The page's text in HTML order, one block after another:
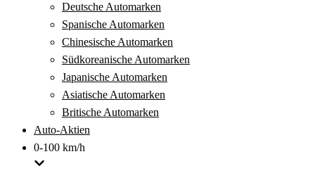
Deutsche Automarken
Spanische Automarken
Chinesische Automarken
Südkoreanische Automarken
Japanische Automarken
Asiatische Automarken
Britische Automarken
Auto-Aktien
0-100 km/h